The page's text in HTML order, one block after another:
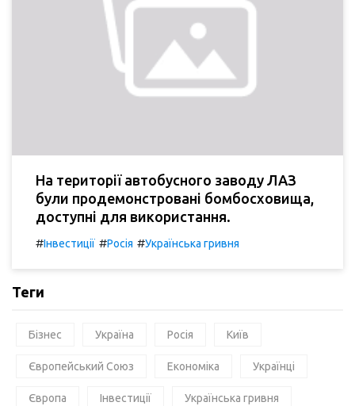
На території автобусного заводу ЛАЗ
були продемонстровані бомбосховища,
доступні для використання.
#Інвестиції #Росія #Українська гривня
Теги
Бізнес Україна Росія Київ
Європейський Союз Економіка Українці
Європа Інвестиції Українська гривня